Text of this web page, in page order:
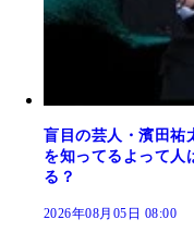
盲目の芸人・濱田祐
を知ってるよって人
る？
2026年08月05日 08:00